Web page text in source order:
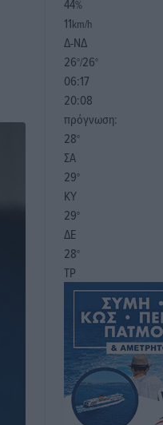
44%
11km/h
Δ-ΝΔ
26°/26°
06:17
20:08
πρόγνωση:
28°
ΣΑ
29°
ΚΥ
29°
ΔΕ
28°
ΤΡ